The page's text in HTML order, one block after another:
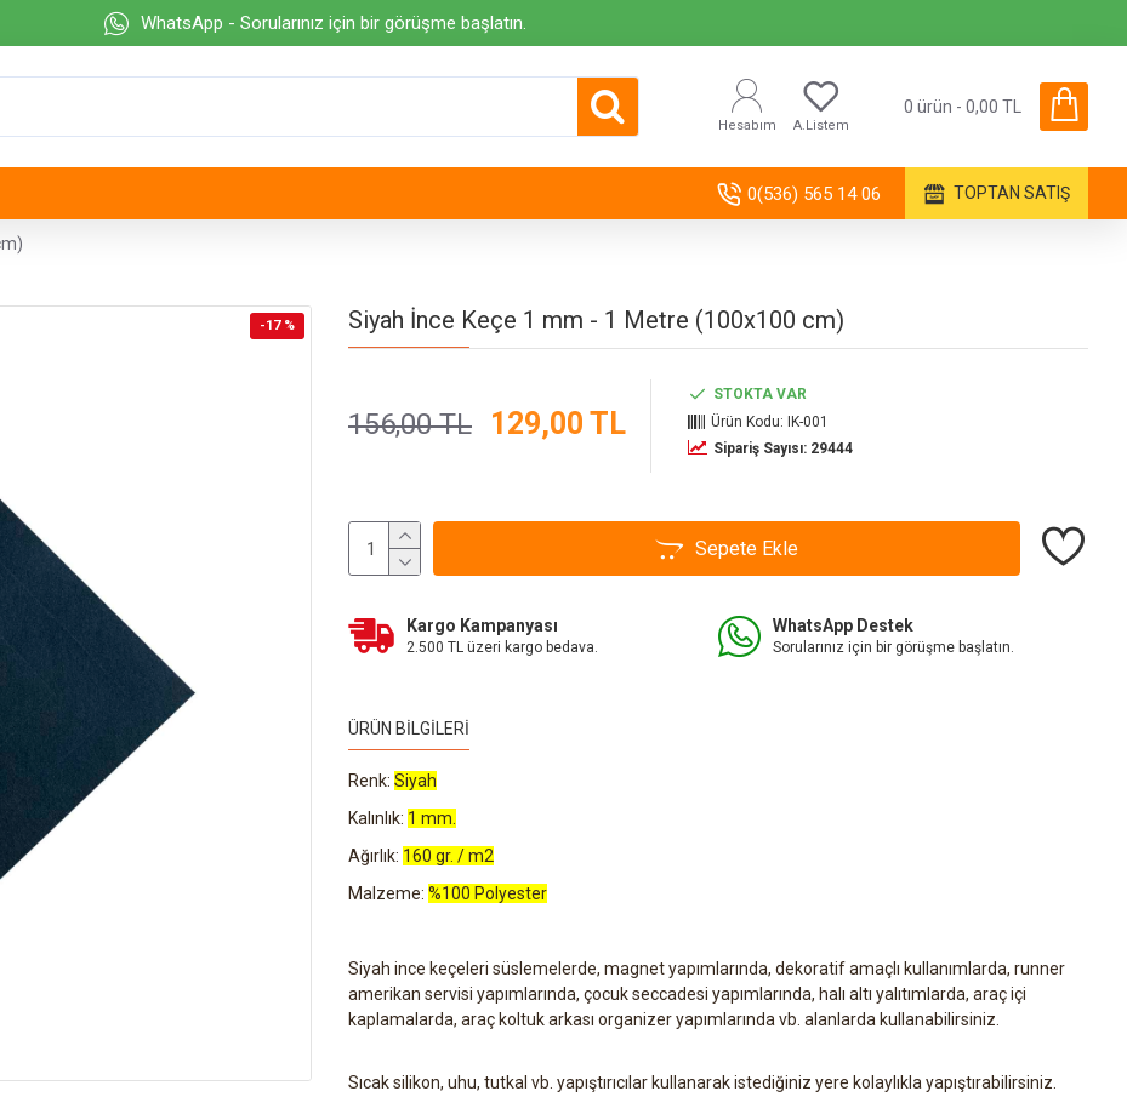
WhatsApp - Sorularınız için bir görüşme başlatın.
Hesabım A.Listem
0 ürün - 0,00 TL
0(536) 565 14 06 TOPTAN SATIŞ
-17 % Siyah İnce Keçe 1 mm - 1 Metre (100x100 cm)
129,00 TL
156,00 TL
STOKTA VAR
Ürün Kodu:
IK-001
Sipariş Sayısı: 29444
Sepete Ekle
Kargo Kampanyası
2.500 TL üzeri kargo bedava.
WhatsApp Destek
Sorularınız için bir görüşme başlatın.
ÜRÜN BILGILERI
Renk: Siyah
Kalınlık: 1 mm.
Ağırlık: 160 gr. / m2
Malzeme: %100 Polyester
Siyah ince keçeleri süslemelerde, magnet yapımlarında, dekoratif amaçlı kullanımlarda, runner
amerikan servisi yapımlarında, çocuk seccadesi yapımlarında, halı altı yalıtımlarda, araç içi
kaplamalarda, araç koltuk arkası organizer yapımlarında vb. alanlarda kullanabilirsiniz.
Sıcak silikon, uhu, tutkal vb. yapıştırıcılar kullanarak istediğiniz yere kolaylıkla yapıştırabilirsiniz.